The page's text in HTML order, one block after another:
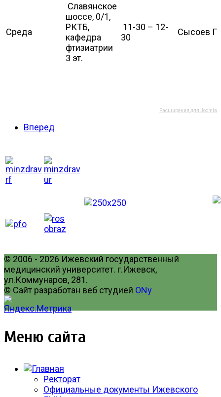
Среда
Славянское
шоссе, 0/1,
РКТБ,
кафедра
фтизиатрии
3 эт.
11-30 – 12-
30
Сысоев
Расширения для Joomla
Вперед
© 2006 - 2026 Ижевский государственный
медицинский университет. г.Ижевск,
ул.Коммунаров, 281.
© Сайт разработан веб студией ONy
Меню сайта
Ректорат
Официальные документы Ижевского